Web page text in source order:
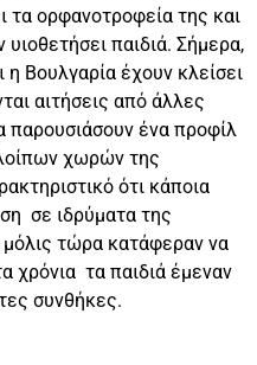
τα ορφανοτροφεία της και
παιδιά. Σήμερα,
Βουλγαρία έχουν κλείσει
αιτήσεις από άλλες
ένα προφίλ
χωρών της
ότι κάποια
σε ιδρύματα της
μόλις τώρα κατάφεραν να
χρόνια τα παιδιά έμεναν
συνθήκες.